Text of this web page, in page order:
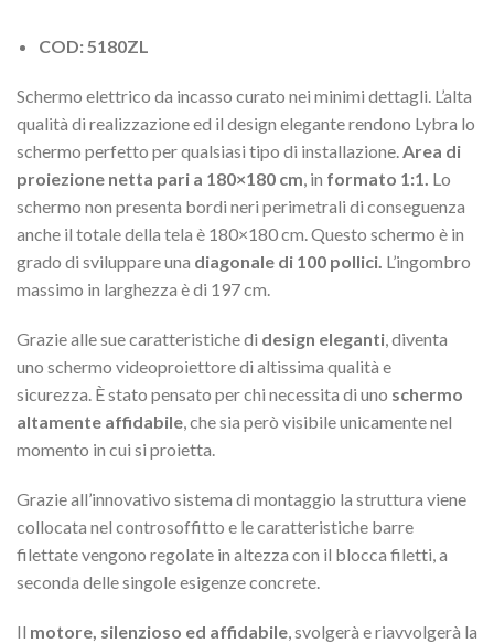
COD: 5180ZL
Schermo elettrico da incasso curato nei minimi dettagli. L’alta
qualità di realizzazione ed il design elegante rendono Lybra lo
schermo perfetto per qualsiasi tipo di installazione. Area di
proiezione netta pari a 180×180 cm , in formato 1:1. Lo
schermo non presenta bordi neri perimetrali di conseguenza
anche il totale della tela è 180×180 cm. Questo schermo è in
grado di sviluppare una diagonale di 100 pollici. L’ingombro
massimo in larghezza è di 197 cm.
Grazie alle sue caratteristiche di design eleganti , diventa
uno schermo videoproiettore di altissima qualità e
sicurezza. È stato pensato per chi necessita di uno schermo
altamente affidabile , che sia però visibile unicamente nel
momento in cui si proietta.
Grazie all’innovativo sistema di montaggio la struttura viene
collocata nel controsoffitto e le caratteristiche barre
filettate vengono regolate in altezza con il blocca filetti, a
seconda delle singole esigenze concrete.
Il motore, silenzioso ed affidabile , svolgerà e riavvolgerà la